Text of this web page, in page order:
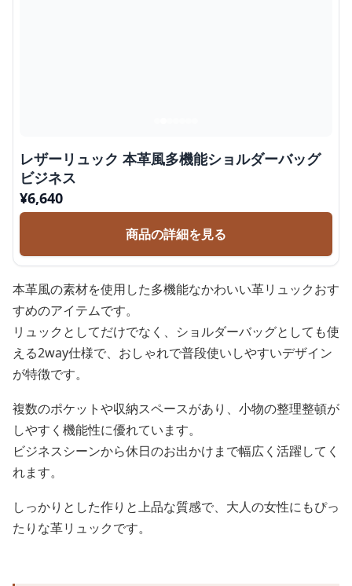
レザーリュック 本革風多機能ショルダーバッグ
ビジネス
¥6,640
商品の詳細を見る
本革風の素材を使用した多機能なかわいい革リュックおす
すめのアイテムです。
リュックとしてだけでなく、ショルダーバッグとしても使
える2way仕様で、おしゃれで普段使いしやすいデザイン
が特徴です。
複数のポケットや収納スペースがあり、小物の整理整頓が
しやすく機能性に優れています。
ビジネスシーンから休日のお出かけまで幅広く活躍してく
れます。
しっかりとした作りと上品な質感で、大人の女性にもぴっ
たりな革リュックです。